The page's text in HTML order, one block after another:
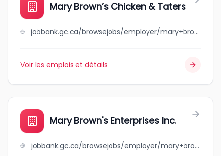
Mary Brown’s Chicken & Taters
jobbank.gc.ca/browsejobs/employer/mary+brown%E2%80%99s+chicken+%26+taters/ca
Voir les emplois et détails
Mary Brown's Enterprises Inc.
jobbank.gc.ca/browsejobs/employer/mary+brown%27s+enterprises+inc./ca